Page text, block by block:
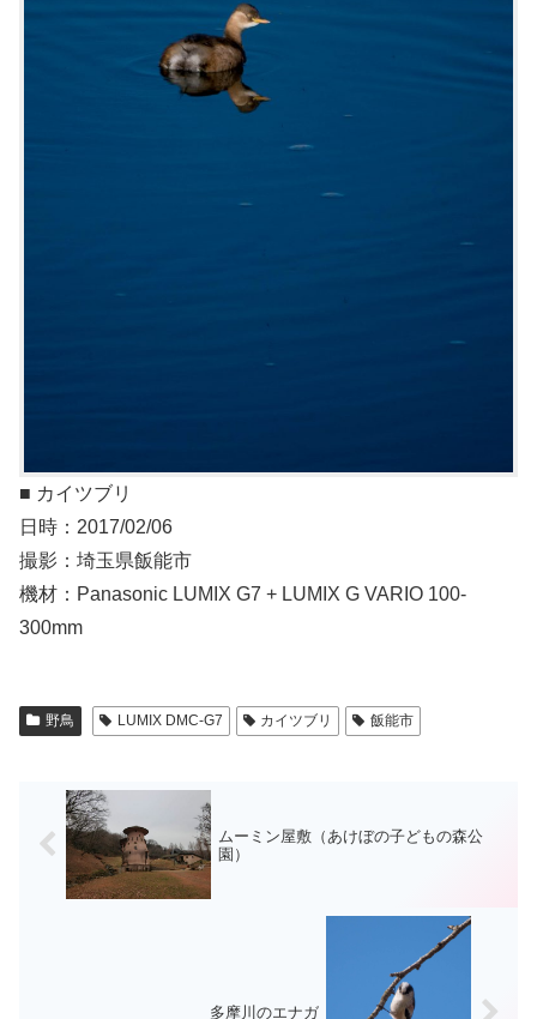
■ カイツブリ
日時：2017/02/06
撮影：埼玉県飯能市
機材：Panasonic LUMIX G7 + LUMIX G VARIO 100-
300mm
野鳥 LUMIX DMC-G7 カイツブリ 飯能市
ムーミン屋敷（あけぼの子どもの森公
園）
多摩川のエナガ